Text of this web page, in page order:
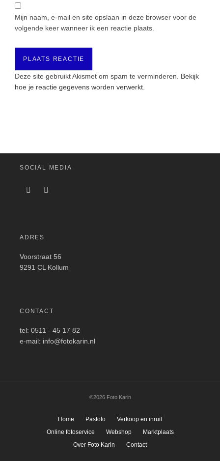
Mijn naam, e-mail en site opslaan in deze browser voor de
volgende keer wanneer ik een reactie plaats.
Deze site gebruikt Akismet om spam te verminderen. Bekijk
hoe je reactie gegevens worden verwerkt
SOCIAL MEDIA
ADRES
Voorstraat 56
9291 CL Kollum
CONTACT
tel: 0511 - 45 17 82
e-mail: info@fotokarin.nl
©2026 Foto Karin
Home Pasfoto
Verkoop en inruil
Online fotoservice
Webshop
Marktplaats
Over Foto Karin
Contact